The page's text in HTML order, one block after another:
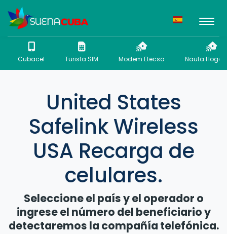
Cubacel Turista SIM Modem Etecsa Nauta Hogar
United States
Safelink Wireless
USA Recarga de
celulares.
Seleccione el país y el operador o
ingrese el número del beneficiario y
detectaremos la compañía telefónica.